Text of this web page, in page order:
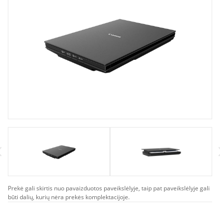
Prekė gali skirtis nuo pavaizduotos paveikslėlyje, taip pat paveikslėlyje gali
būti dalių, kurių nėra prekės komplektacijoje.